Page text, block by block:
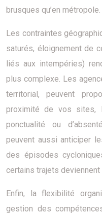
brusques qu’en métropole.
Les contraintes
saturés, éloignement de
liés aux intempéries)
plus complexe. Les
territorial, peuvent
proximité de vos sites,
ponctualité ou
peuvent aussi anticiper
des épisodes
certains trajets
Enfin, la flexibilité
gestion des